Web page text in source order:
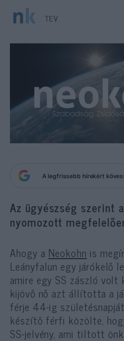
TEV
A legfrissebb hírekért
Az ügyészség szerint
nyomozott
Ahogy a Neokohn is
Leányfalun egy járókelő
amire egy SS zászló volt
kijövő nő azt állította a
férje 44-ig
készítő férfi közölte,
SS-jelvény, ami tiltott